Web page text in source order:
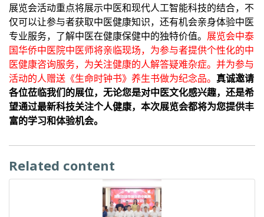
展览会活动重点将展示中医和现代人工智能科技的结合，不
仅可以让参与者获取中医健康知识，还有机会亲身体验中医
专业服务，了解中医在健康保健中的独特价值。 展览会中泰
国华侨中医院中医师将亲临现场，为参与者提供个性化的中
医健康咨询服务，为关注健康的人解答疑难杂症。并为参与
活动的人赠送《生命时钟书》养生书做为纪念品。 真诚邀请
各位莅临我们的展位，无论您是对中医文化感兴趣，还是希
望通过最新科技关注个人健康，本次展览会都将为您提供丰
富的学习和体验机会。
Related content